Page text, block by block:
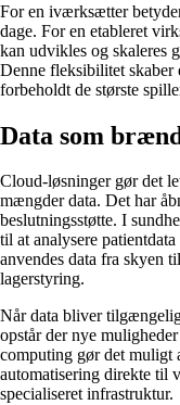
For en iværksætter
dage. For en etableret
kan udvikles og skaleres
Denne fleksibilitet
forbeholdt de største
Data som
Cloud-løsninger gør det
mængder data. Det har
beslutningsstøtte. I
til at analysere
anvendes data fra skyen
lagerstyring.
Når data bliver
opstår der nye
computing gør det
automatisering direkte til
specialiseret infrastruktur.